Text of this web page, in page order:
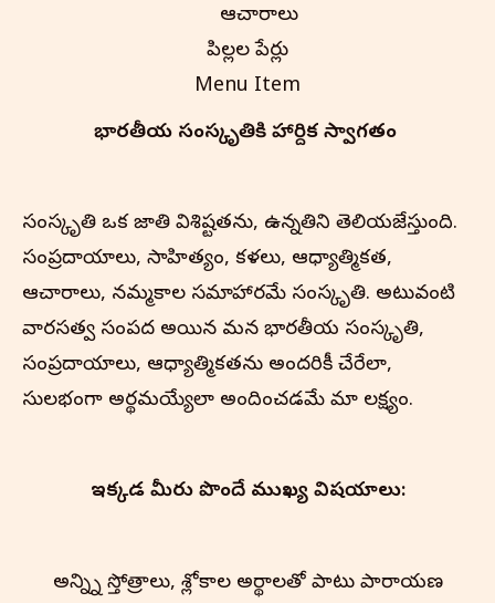
ఆచారాలు
పిల్లల పేర్లు
Menu Item
భారతీయ సంస్కృతి‌కి హార్దిక స్వాగతం
సంస్కృతి ఒక జాతి విశిష్టతను, ఉన్నతిని తెలియజేస్తుంది.
సంప్రదాయాలు, సాహిత్యం, కళలు, ఆధ్యాత్మికత,
ఆచారాలు, నమ్మకాల సమాహారమే సంస్కృతి. అటువంటి
వారసత్వ సంపద అయిన మన భారతీయ సంస్కృతి,
సంప్రదాయాలు, ఆధ్యాత్మికతను అందరికీ చేరేలా,
సులభంగా అర్థమయ్యేలా అందించడమే మా లక్ష్యం.
ఇక్కడ మీరు పొందే ముఖ్య విషయాలు:
అన్న్ని స్తోత్రాలు, శ్లోకాల అర్థాలతో పాటు పారాయణ